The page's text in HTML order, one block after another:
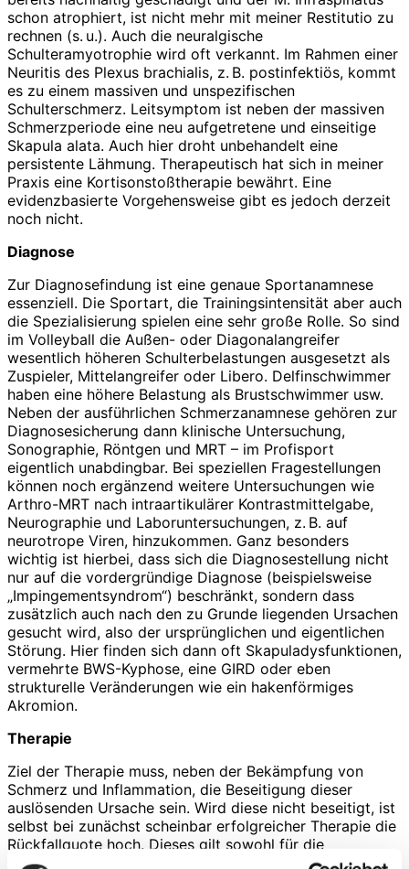
schon atrophiert, ist nicht mehr mit meiner Restitutio zu
rechnen (s. u.). Auch die neuralgische
Schulteramyotrophie wird oft verkannt. Im Rahmen einer
Neuritis des Plexus brachialis, z. B. postinfektiös, kommt
es zu einem massiven und unspezifischen
Schulterschmerz. Leitsymptom ist neben der massiven
Schmerzperiode eine neu aufgetretene und einseitige
Skapula alata. Auch hier droht unbehandelt eine
persistente Lähmung. Therapeutisch hat sich in meiner
Praxis eine Kortisonstoßtherapie bewährt. Eine
evidenzbasierte Vorgehensweise gibt es jedoch derzeit
noch nicht.
Diagnose
Zur Diagnosefindung ist eine genaue Sportanamnese
essenziell. Die Sportart, die Trainingsintensität aber auch
die Spezialisierung spielen eine sehr große Rolle. So sind
im Volleyball die Außen- oder Diagonalangreifer
wesentlich höheren Schulterbelastungen ausgesetzt als
Zuspieler, Mittelangreifer oder Libero. Delfinschwimmer
haben eine höhere Belastung als Brustschwimmer usw.
Neben der ausführlichen Schmerzanamnese gehören zur
Diagnosesicherung dann klinische Untersuchung,
Sonographie, Röntgen und MRT – im Profisport
eigentlich unabdingbar. Bei speziellen Fragestellungen
können noch ergänzend weitere Untersuchungen wie
Arthro-MRT nach intraartikulärer Kontrastmittelgabe,
Neurographie und Laboruntersuchungen, z. B. auf
neurotrope Viren, hinzukommen. Ganz besonders
wichtig ist hierbei, dass sich die Diagnosestellung nicht
nur auf die vordergründige Diagnose (beispielsweise
„Impingementsyndrom“) beschränkt, sondern dass
zusätzlich auch nach den zu Grunde liegenden Ursachen
gesucht wird, also der ursprünglichen und eigentlichen
Störung. Hier finden sich dann oft Skapuladysfunktionen,
vermehrte BWS-Kyphose, eine GIRD oder eben
strukturelle Veränderungen wie ein hakenförmiges
Akromion.
Therapie
Ziel der Therapie muss, neben der Bekämpfung von
Schmerz und Inflammation, die Beseitigung dieser
auslösenden Ursache sein. Wird diese nicht beseitigt, ist
selbst bei zunächst scheinbar erfolgreicher Therapie die
Rückfallquote hoch. Dieses gilt sowohl für die
konservative Therapie als auch selbstverständlich für die